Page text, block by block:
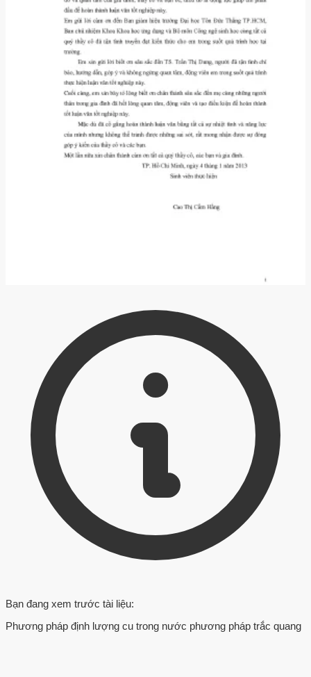
Bạn đang xem trước tài liệu:
Phương pháp định lượng cu trong nước phương pháp trắc quang